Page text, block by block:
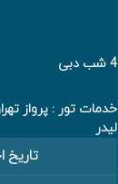
4 شب دبی
خدمات تور : پرواز
لیدر
تاریخ